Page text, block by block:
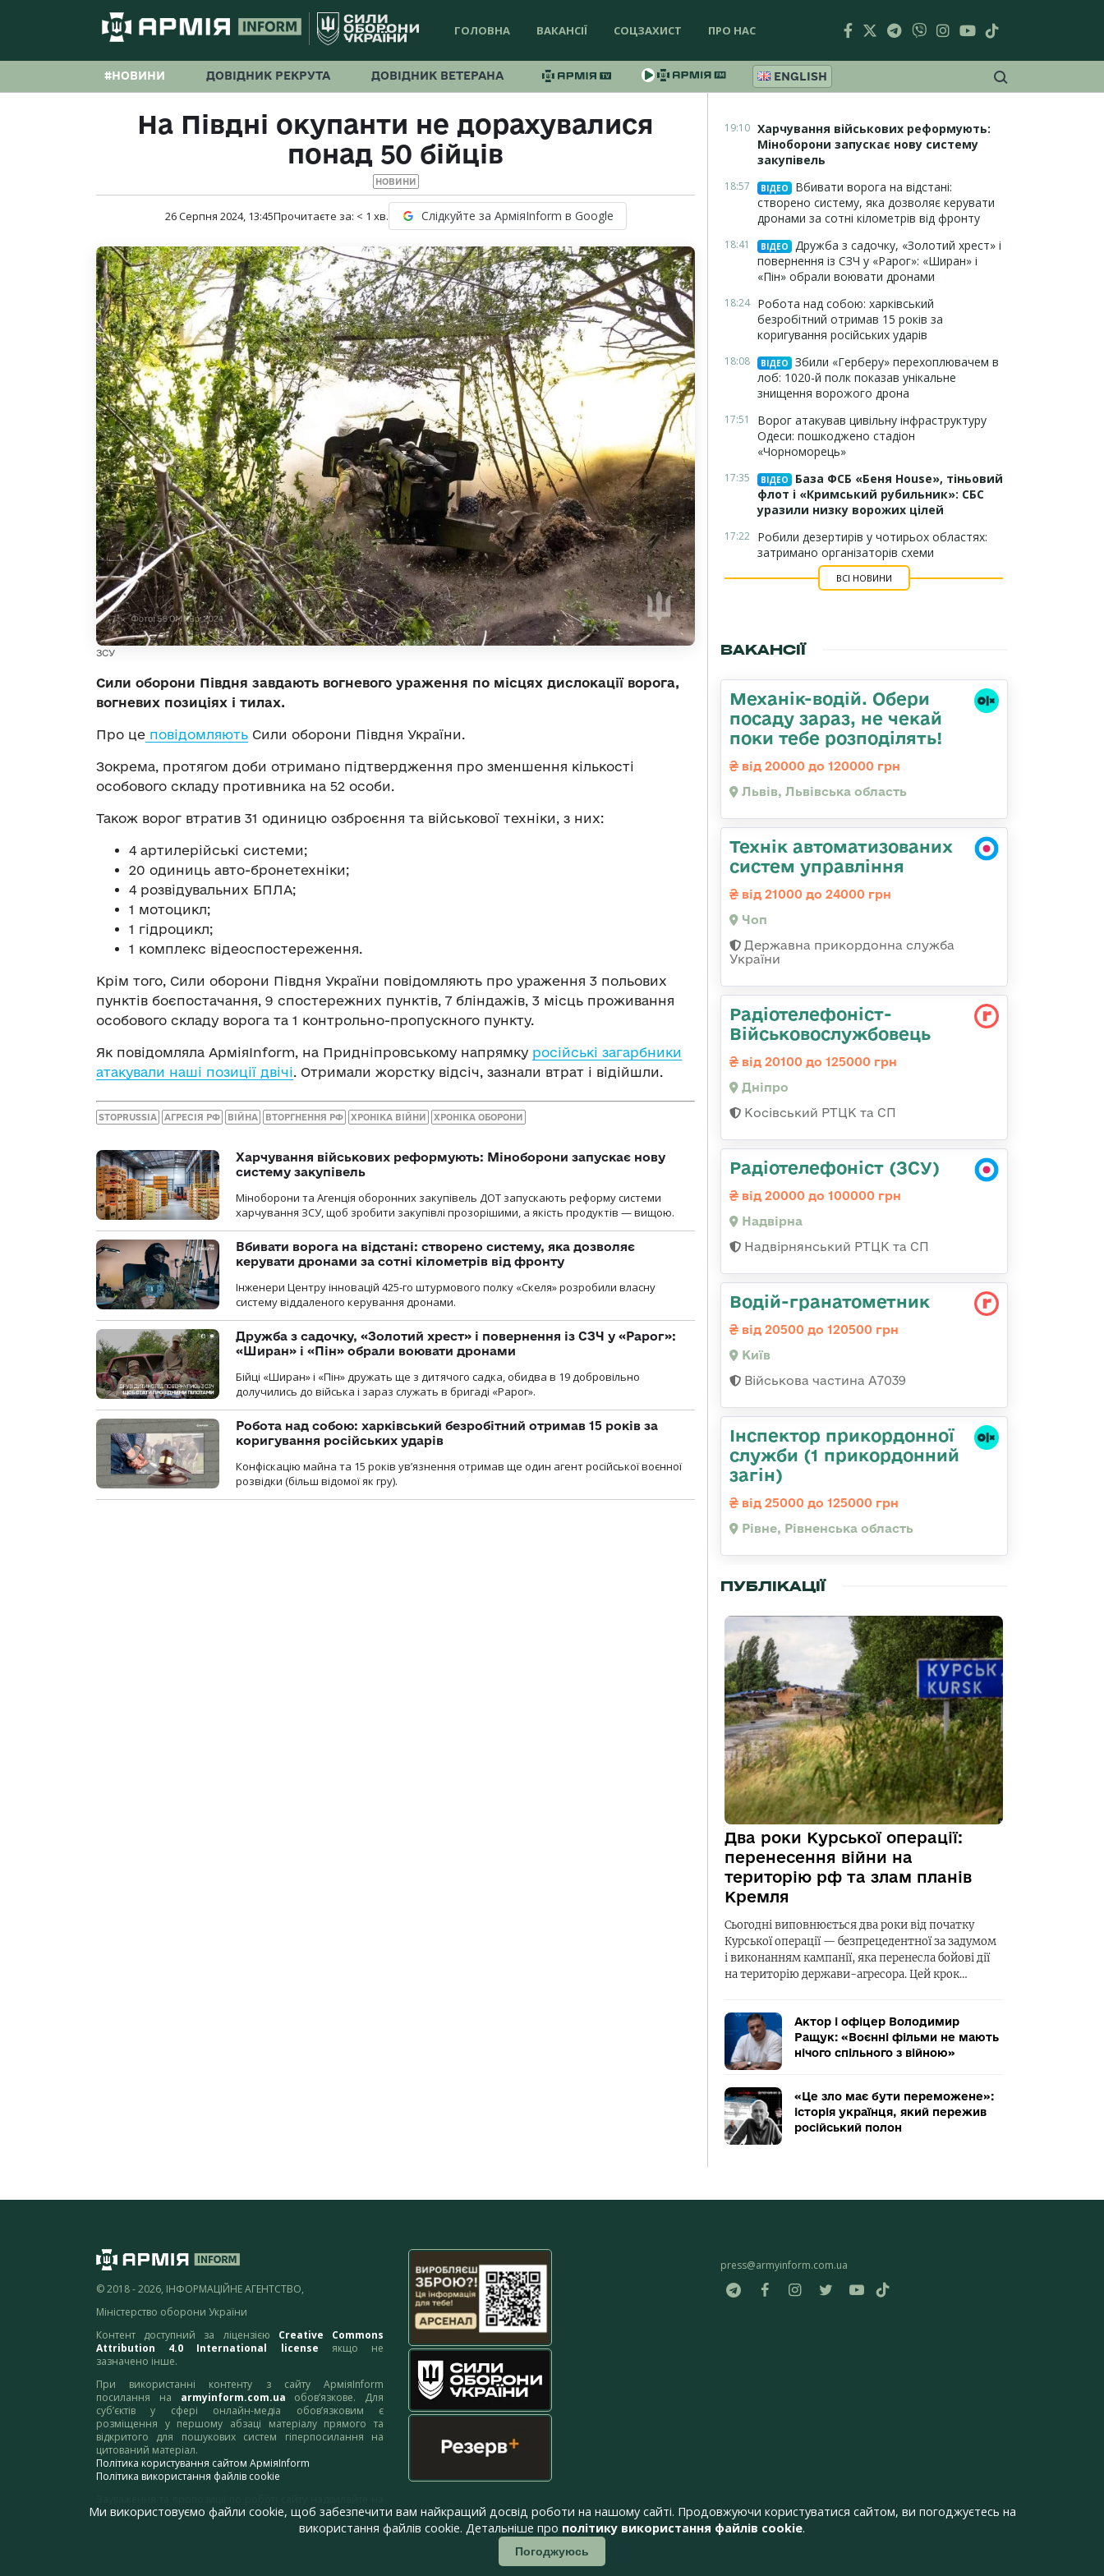
ГОЛОВНА ВАКАНСІЇ СОЦЗАХИСТ ПРО НАС
#НОВИНИ ДОВІДНИК РЕКРУТА ДОВІДНИК ВЕТЕРАНА ENGLISH
На Півдні окупанти не дорахувалися
понад 50 бійців
НОВИНИ
26 Серпня 2024, 13:45Прочитаєте за: < 1 хв. Слідкуйте за АрміяInform в Google
ЗСУ
Сили оборони Півдня завдають вогневого ураження по місцях дислокації ворога,
вогневих позиціях і тилах.
Про це повідомляють Сили оборони Півдня України.
Зокрема, протягом доби отримано підтвердження про зменшення кількості
особового складу противника на 52 особи.
Також ворог втратив 31 одиницю озброєння та військової техніки, з них:
4 артилерійські системи;
20 одиниць авто-бронетехніки;
4 розвідувальних БПЛА;
1 мотоцикл;
1 гідроцикл;
1 комплекс відеоспостереження.
Крім того, Сили оборони Півдня України повідомляють про ураження 3 польових
пунктів боєпостачання, 9 спостережних пунктів, 7 бліндажів, 3 місць проживання
особового складу ворога та 1 контрольно-пропускного пункту.
Як повідомляла АрміяInform, на Придніпровському напрямку російські загарбники
атакували наші позиції двічі. Отримали жорстку відсіч, зазнали втрат і відійшли.
STOPRUSSIA АГРЕСІЯ РФ ВІЙНА ВТОРГНЕННЯ РФ ХРОНІКА ВІЙНИ ХРОНІКА ОБОРОНИ
Харчування військових реформують: Міноборони запускає нову
систему закупівель
Міноборони та Агенція оборонних закупівель ДОТ запускають реформу системи
харчування ЗСУ, щоб зробити закупівлі прозорішими, а якість продуктів — вищою.
Вбивати ворога на відстані: створено систему, яка дозволяє
керувати дронами за сотні кілометрів від фронту
Інженери Центру інновацій 425-го штурмового полку «Скеля» розробили власну
систему віддаленого керування дронами.
Дружба з садочку, «Золотий хрест» і повернення із СЗЧ у «Рарог»:
«Ширан» і «Пін» обрали воювати дронами
Бійці «Ширан» і «Пін» дружать ще з дитячого садка, обидва в 19 добровільно
долучились до війська і зараз служать в бригаді «Рарог».
Робота над собою: харківський безробітний отримав 15 років за
коригування російських ударів
Конфіскацію майна та 15 років увʼязнення отримав ще один агент російської воєнної
розвідки (більш відомої як гру).
19:10 Харчування військових реформують:
Міноборони запускає нову систему
закупівель
18:57 ВІДЕО
Вбивати ворога на відстані:
створено систему, яка дозволяє керувати
дронами за сотні кілометрів від фронту
18:41 ВІДЕО
Дружба з садочку, «Золотий хрест» і
повернення із СЗЧ у «Рарог»: «Ширан» і
«Пін» обрали воювати дронами
18:24 Робота над собою: харківський
безробітний отримав 15 років за
коригування російських ударів
18:08 ВІДЕО
Збили «Герберу» перехоплювачем в
лоб: 1020-й полк показав унікальне
знищення ворожого дрона
17:51
Ворог атакував цивільну інфраструктуру
Одеси: пошкоджено стадіон
«Чорноморець»
17:35 ВІДЕО
База ФСБ «Беня House», тіньовий
флот і «Кримський рубильник»: СБС
уразили низку ворожих цілей
17:22 Робили дезертирів у чотирьох областях:
затримано організаторів схеми
ВСІ НОВИНИ
ВАКАНСІЇ
Механік-водій. Обери
посаду зараз, не чекай
поки тебе розподілять!
від 20000 до 120000 грн
Львів, Львівська область
Технік автоматизованих
систем управління
від 21000 до 24000 грн
Чоп
Державна прикордонна служба
України
Радіотелефоніст-
Військовослужбовець
від 20100 до 125000 грн
Дніпро
Косівський РТЦК та СП
Радіотелефоніст (ЗСУ)
від 20000 до 100000 грн
Надвірна
Надвірнянський РТЦК та СП
Водій-гранатометник
від 20500 до 120500 грн
Київ
Військова частина А7039
Інспектор прикордонної
служби (1 прикордонний
загін)
від 25000 до 125000 грн
Рівне, Рівненська область
ПУБЛІКАЦІЇ
Два роки Курської операції:
перенесення війни на
територію рф та злам планів
Кремля
Сьогодні виповнюється два роки від початку
Курської операції — безпрецедентної за задумом
і виконанням кампанії, яка перенесла бойові дії
на територію держави-агресора. Цей крок…
Актор і офіцер Володимир
Ращук: «Воєнні фільми не мають
нічого спільного з війною»
«Це зло має бути переможене»:
історія українця, який пережив
російський полон
© 2018 - 2026, ІНФОРМАЦІЙНЕ АГЕНТСТВО,
Міністерство оборони України
Контент доступний за ліцензією Creative Commons
Attribution 4.0 International license якщо не
зазначено інше.
При використанні контенту з сайту АрміяInform
посилання на armyinform.com.ua обов’язкове. Для
суб’єктів у сфері онлайн-медіа обов’язковим є
розміщення у першому абзаці матеріалу прямого та
відкритого для пошукових систем гіперпосилання на
цитований матеріал.
Політика користування сайтом АрміяInform
Політика використання файлів cookie
адресу:webmaster@armyinform.com.ua
press@armyinform.com.ua
Ми використовуємо файли cookie, щоб забезпечити вам найкращий досвід роботи на нашому сайті. Продовжуючи користуватися сайтом, ви погоджуєтесь на
використання файлів cookie. Детальніше про політику використання файлів cookie.
Погоджуюсь